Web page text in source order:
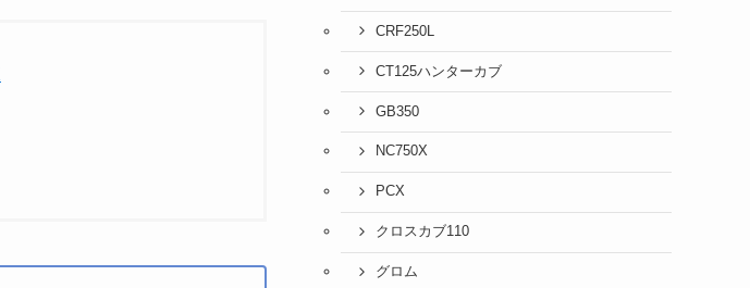
CRF250L
CT125ハンターカブ
GB350
NC750X
PCX
クロスカブ110
グロム